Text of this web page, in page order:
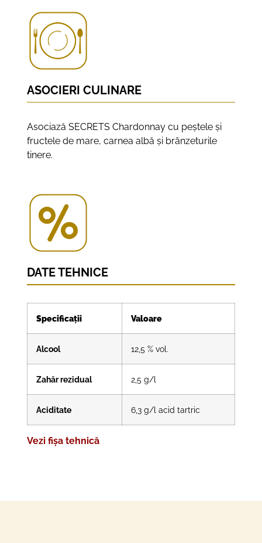
ASOCIERI CULINARE
Asociază SECRETS Chardonnay cu peștele și
fructele de mare, carnea albă și brânzeturile
tinere.
DATE TEHNICE
Specificații Valoare
Alcool 12,5 % vol.
Zahăr rezidual 2,5 g/l
Aciditate 6,3 g/l acid tartric
Vezi fișa tehnică